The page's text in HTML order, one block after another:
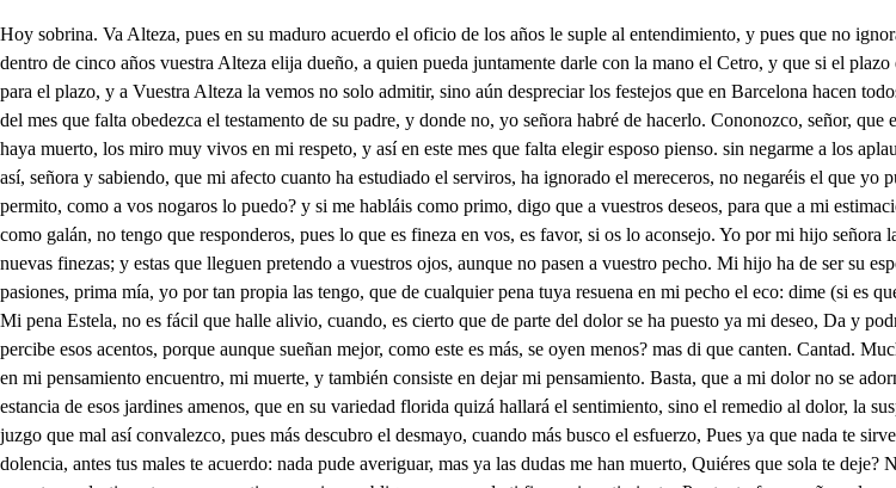
Hoy sobrina. Va Alteza, pues en su maduro acuerdo el oficio de los años le suple al entendimiento, y pues que no ignora que su padre que esté en el Cielo, y hermano mío, dejó dispuesto en su testamento, que dentro de cinco años vuestra Alteza elija dueño, a quien pueda juntamente darle con la mano el Cetro, y que si el plazo excediere se sujete a mi decreto, y se case con quien yo, eligiere, un mes de tiempo falta solo para el plazo, y a Vuestra Alteza la vemos no solo admitir, sino aún despreciar los festejos que en Barcelona hacen todos los que hoy están compitiendo, y así sobrina otra vez a Vuestra Alteza amonesto que dentro del mes que falta obedezca el testamento de su padre, y donde no, yo señora habré de hacerlo. Cononozco, señor, que es justo obedecer desde luego lo que mi padre ordenó, porque siempre sus preceptos aunque haya muerto, los miro muy vivos en mi respeto, y así en este mes que falta elegir esposo pienso. sin negarme a los aplausos de cuantos aquí vinieron a dar a su conveniencia. título de rendimiento. Pues siendo eso así, señora y sabiendo, que mi afecto cuanto ha estudiado el serviros, ha ignorado el mereceros, no negaréis el que yo pueda oblientar mis afectos? que si no vuestro favor, me hará dichoso mi intento. Lo que a otros permito, como a vos nogaros lo puedo? y si me habláis como primo, digo que a vuestros deseos, para que a mi estimación lleguen más presto, los llevo huyendo mi vanidad, y hacia mi conocimiento: si me habláis como galán, no tengo que responderos, pues lo que es fineza en vos, es favor, si os lo aconsejo. Yo por mi hijo señora la honra que le hacéis venero, y voy ayudarle, a que pueda serviros atento. Yo a inventar nuevas finezas; y estas que lleguen pretendo a vuestros ojos, aunque no pasen a vuestro pecho. Mi hijo ha de ser su esposo, y no Carlos, si yo puedo. , Mi esposa Blanca será, si ayuda mi dicha el Cielo. . Tus pasiones, prima mía, yo por tan propia las tengo, que de cualquier pena tuya resuena en mi pecho el eco: dime (si es que se permite a la voz) tu sentimiento, y podré el consuelo darte, ya que no pueda el remedio. Mi pena Estela, no es fácil que halle alivio, cuando, es cierto que de parte del dolor se ha puesto ya mi deseo, Da y podrá ser que con eso al ruido de la voz enmudezca el de tu pecho. Quién tiene interior ruido, no percibe esos acentos, porque aunque sueñan mejor, como este es más, se oyen menos? mas di que canten. Cantad. Mucho su tristeza siento, pero no por su dolor, sino solo por mis celos. Cómo he de vivirZagales si en mi pensamiento encuentro, mi muerte, y también consiste en dejar mi pensamiento. Basta, que a mi dolor no se adormece el instrumento, antes bien con el ruido está ahora más despierto. Entra en esta verde estancia de esos jardines amenos, que en su variedad florida quizá hallará el sentimiento, sino el remedio al dolor, la suspensión a lo menos. Dices bien, vamos Estela, mas no, que ayudar no quiero a mi sosiego, que juzgo que mal así convalezco, pues más descubro el desmayo, cuando más busco el esfuerzo, Pues ya que nada te sirve, dejarte es preciso, viendo que más tu pesar incito, pues hablando en tu tormento no te curo la dolencia, antes tus males te acuerdo: nada pude averiguar, mas ya las dudas me han muerto, Quiéres que sola te deje? No Fenisa, antes deseo desahogar mi afán contigo, que aunque ha poco que sirviendo me estás, supo tu modestia, y tu amor a un tiempo mismo obligarme a que de ti fiase mi sentimiento. Por tanto favor señora, la mano te pido. El suelo deja; y escúchame un rato, este es mi mal. . Ya le atiendo Ya has oído que mi padre al morir dejó dispuesto, que dentro de cinco años elija esposo, añadiendo que mi elección aprobarla deba el maduro consejo de mi tío Don Guillen. Y que si yo en este tiempo eligiere, y a mi tío le recatare mi intento, pierda a Cataluña, y entre a suceder desde luego Don Luis mi primo, sin que pueda yo ponerle pleito. del Príncipe de Bearne los rendimientos pudieron después de muerto mi padre algo conmigo, supuesto, que si no llegué a estimarlos nunca dejé de atenderlos. Creció su amor, y creció mi atención, y a paso lento instancias adelantaba, ya no me ofendía el ruego: solicitaba favores, no escuchaba ya desprecios. Mi tío, pues, que atendía aún el menor movimiento de mi cariño no obstante que este pisaba harto quedo. Ambicioso a su interés, y no a la verdad atento, de mis aciertos mayores fue fabricando sus hierros. Dijo, pues, que mi recato era, porque ya en secreto al Príncipe le había dado palabra de esposo, y esto lo autorizo con testigos infames, que del cohecho de las dádidas vencerse dejaron propuso al Pueblo esta traición, y le dijo, que el caso del testamento de mi padre había llegado, y que su hijo heredero era ya de Cataluña. En fin él con tode efecto de despojarme trató de este Estado, más resuelto el de Bearne al castigo de tan fementido intento, públicos cárteles fija. dando a entender su denuedo, que a quien quiera defender esta traición cuerpo a cuerpo, le esperaba treinta días en el Bors públice puesto de esta Ciudad, acaballo con sus armas concluyendo, con que quedará el que venza tenido por verdadero. Llego el plazo de salir al desafío propuesto, pero como la fortuna siempre en los malos sucesos, cuanto más con ellos lidia, cobra en ellos más aliento, dispuso, que a esta sazón enferme el Príncipe: y fiero el achaque se adelante tanto que: valedme Cielo! a estado llegaste, mas de su dolencia el suceso, a que efecto, a pornar en decirlo me detengo. Si torpe mi labio triste, parleros mis ojos ternos, ni acierta a dee él, ni a callarle